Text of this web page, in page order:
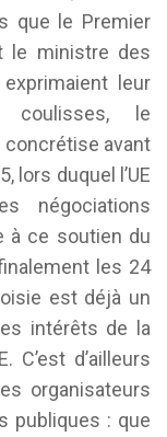
que le Premier
le ministre des
leur
le
concrétise avant
lors duquel l’UE
négociations
à ce soutien du
les 24
est déjà un
intérêts de la
C’est d’ailleurs
organisateurs
publiques : que